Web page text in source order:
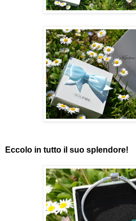
Eccolo in tutto il suo splendore!